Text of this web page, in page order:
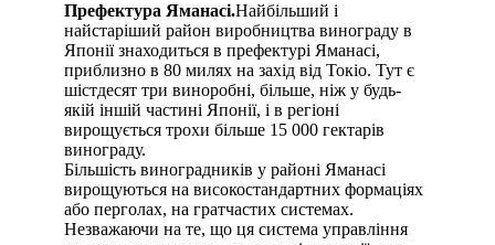
Префектура Яманасі.Найбільший і
найстаріший район виробництва винограду в
Японії знаходиться в префектурі Яманасі,
приблизно в 80 милях на захід від Токіо. Тут є
шістдесят три виноробні, більше, ніж у будь-
якій іншій частині Японії, і в регіоні
вирощується трохи більше 15 000 гектарів
винограду.
Більшість виноградників у районі Яманасі
вирощуються на високостандартних формаціях
або перголах, на гратчастих системах.
Незважаючи на те, що ця система управління